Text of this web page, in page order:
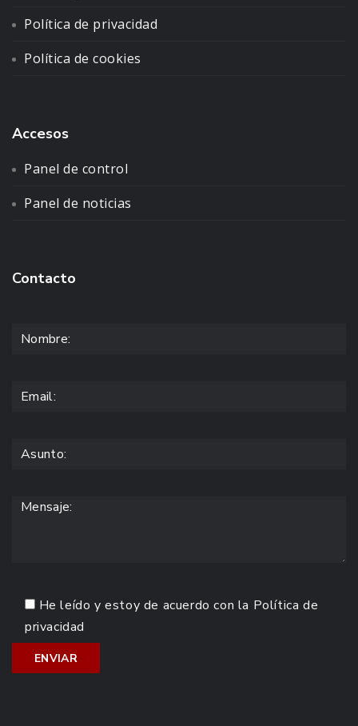
Política de privacidad
Política de cookies
Accesos
Panel de control
Panel de noticias
Contacto
He leído y estoy de acuerdo con la Política de
privacidad